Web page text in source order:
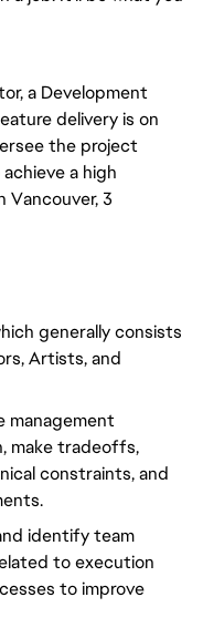
a Development
delivery is on
the project
a high
Vancouver, 3
generally consists
Artists, and
management
make tradeoffs,
constraints, and
identify team
to execution
to improve